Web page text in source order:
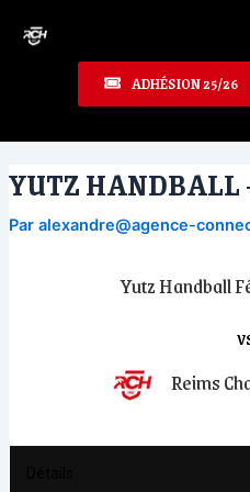
ADHÉSION 25/26
YUTZ HANDBALL
Par alexandre@agence-
Yutz Handball
Reims